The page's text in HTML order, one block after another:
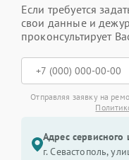
Если требуется
свои данные и
проконсультирует
Отправляя заявку на
Адрес сервисного
г. Севастополь,